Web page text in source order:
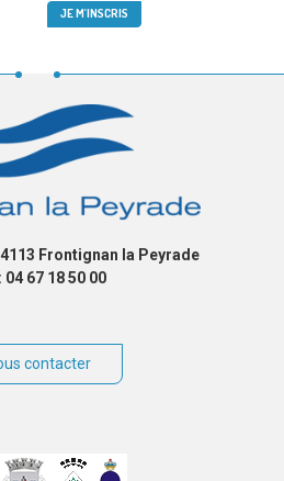
Frontignan la Peyrade
04 67 18 50 00
contacter